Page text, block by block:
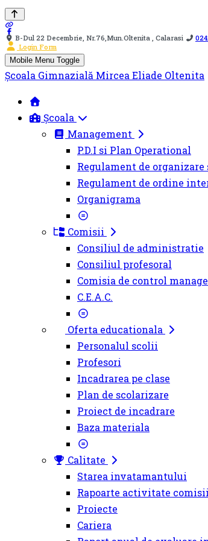
B-Dul 22 Decembrie, Nr.76,Mun.Oltenita , Calarasi
Login Form
Mobile Menu Toggle
Școala Gimnazială Mircea Eliade Oltenita
Școala
Management
P.D.I si Plan Operational
Regulament de
Regulament de ordine
Organigrama
Comisii
Consiliul de administratie
Consiliul profesoral
Comisia de control
C.E.A.C.
Oferta educationala
Personalul scolii
Profesori
Incadrarea pe clase
Plan de scolarizare
Proiect de incadrare
Baza materiala
Calitate
Starea invatamantului
Rapoarte activitate comisii
Proiecte
Cariera